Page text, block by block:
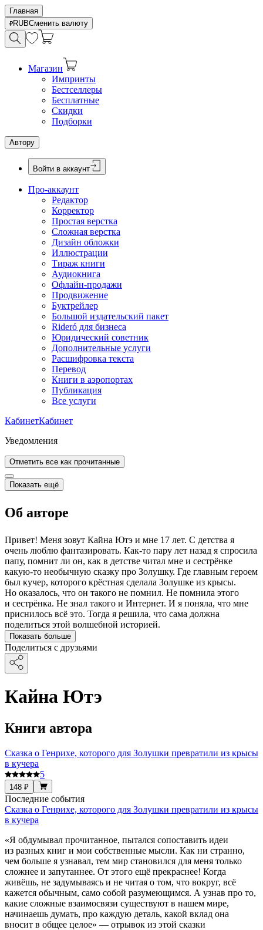
Главная
RUBСменить валюту
Магазин
Импринты
Бестселлеры
Бесплатные
Скидки
Подборки
Автору
Войти в аккаунт
Про-аккаунт
Редактор
Корректор
Простая верстка
Сложная верстка
Дизайн обложки
Иллюстрации
Тираж книги
Аудиокнига
Офлайн-продажи
Продвижение
Буктрейлер
Большой издательский пакет
Rideró для бизнеса
Юридический советник
Дополнительные услуги
Расшифровка текста
Перевод
Книги в аэропортах
Публикация
Все услуги
КабинетКабинет
Уведомления
Отметить все как прочитанные
Показать ещё
Об авторе
Привет! Меня зовут Кайна Ютэ и мне 17 лет. С детства я
очень люблю фантазировать. Как-то пару лет назад я спросила
папу, помнит ли он, как в детстве читал мне и сестрёнке
какую-то необычную сказку про Золушку. Где главным героем
был кучер, которого крёстная сделала Золушке из крысы.
Но оказалось, что он такого не помнил. Не помнила этого
и сестрёнка. Не знал такого и Интернет. И я поняла, что мне
приснилось всё это. Тогда я решила, что сама должна
поделиться этой волшебной историей.
Показать больше
Поделиться с друзьями
Кайна Ютэ
Книги автора
Сказка о Генрихе, которого для Золушки превратили из крысы
в кучера
5
148 ₽
Последние события
Сказка о Генрихе, которого для Золушки превратили из крысы
в кучера
«Я обдумывал прочитанное, пытался сопоставить идеи
из разных книг и мои собственные мысли. Как ни странно,
чем больше я узнавал, тем мир становился для меня только
сложнее и запутаннее. От этого ещё прекраснее! Когда
живёшь, не задумываясь и не читая о том, что вокруг, всё
кажется обычным, само собой разумеющимся. А узнав про то,
какие сложные взаимосвязи существуют в нашем мире,
начинаешь думать, про каждую деталь, какой вклад она
вносит в общее целое» — отрывок из этой сказки